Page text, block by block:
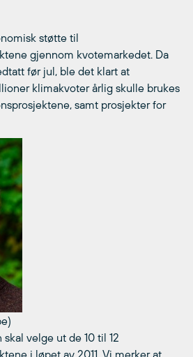
støtte til
gjennom kvotemarkedet. Da
før jul, ble det klart at
klimakvoter årlig skulle brukes
samt prosjekter for
velge ut de 10 til 12
i løpet av 2011. Vi merker at